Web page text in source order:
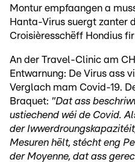
Montur empfaangen a
Hanta-Virus suergt zanter
Croisièresschëff Hondius
An der Travel-Clinic am
Entwarnung: De Virus ass
Verglach mam Covid-19.
Braquet: "Dat ass
ustiechend wéi de Covid.
der
Mesuren hëlt, stécht eng
der Moyenne, dat ass